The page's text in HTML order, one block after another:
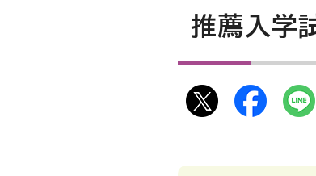
推薦入学